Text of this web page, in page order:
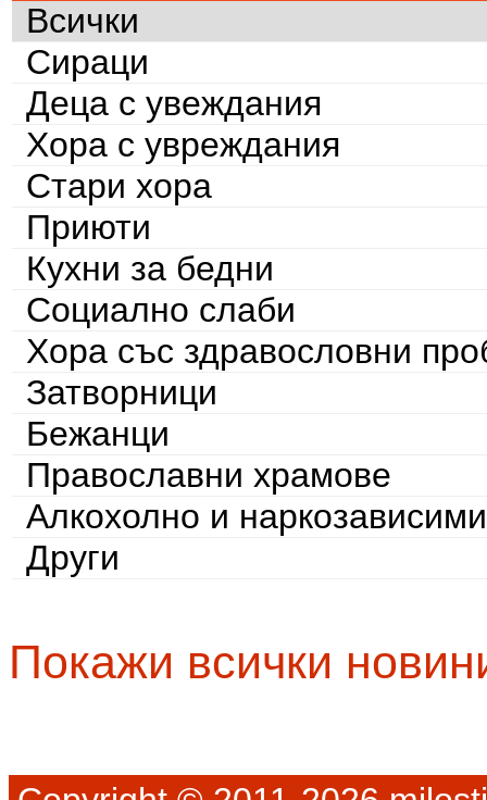
Всички
Сираци
Деца с увеждания
Хора с увреждания
Стари хора
Приюти
Кухни за бедни
Социално слаби
Хора със здравословни
Затворници
Бежанци
Православни храмове
Алкохолно и наркозависими
Други
Покажи всички